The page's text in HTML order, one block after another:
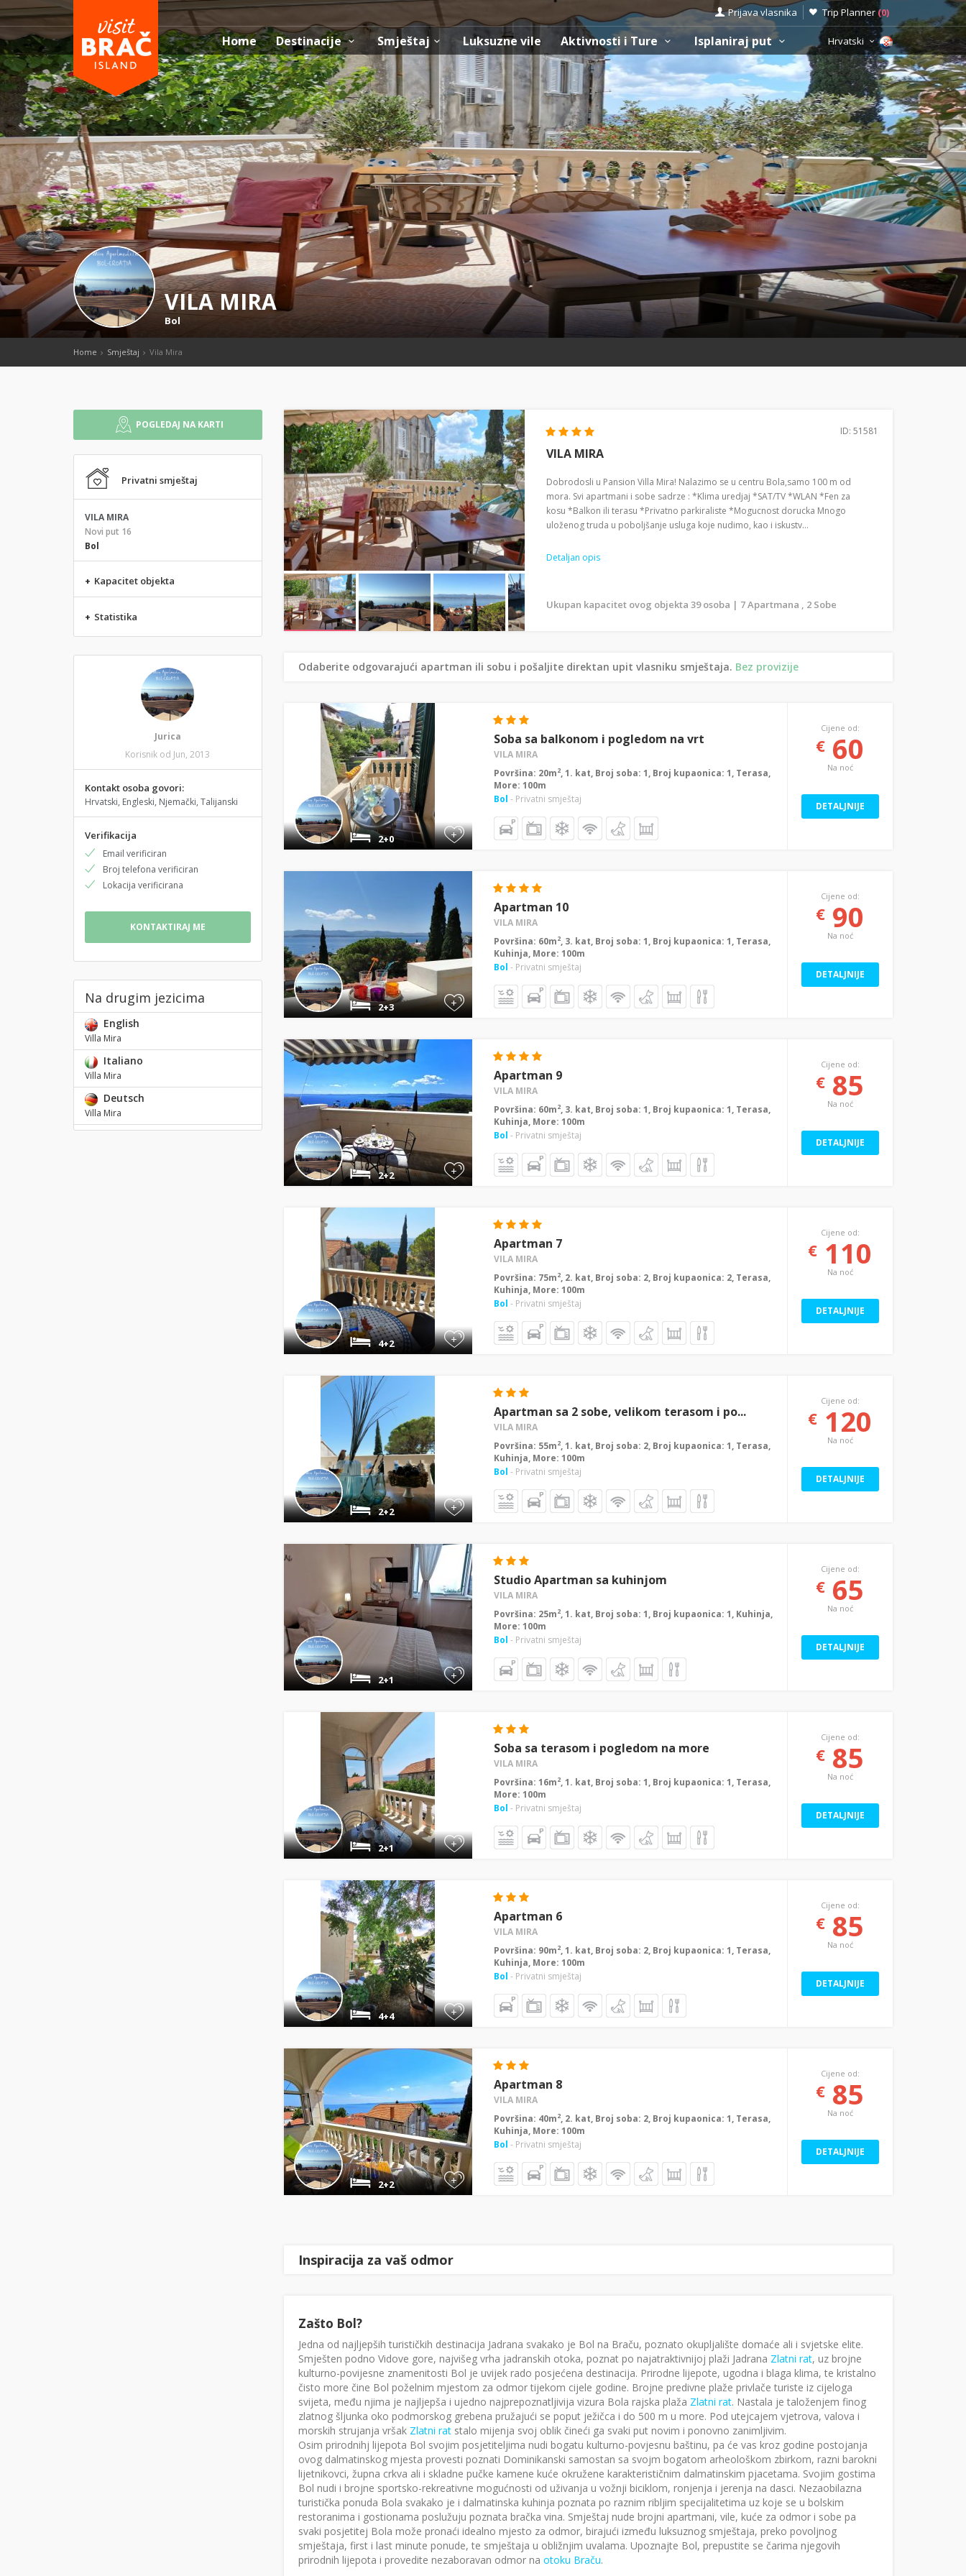
Prijava vlasnika Trip Planner (0)
Home Destinacije Smještaj Luksuzne vile Aktivnosti i Ture Isplaniraj put Hrvatski
VILA MIRA
Bol
Home Smještaj Vila Mira
POGLEDAJ NA KARTI
Privatni smještaj
VILA MIRA
Novi put 16
Bol
+ Kapacitet objekta
+ Statistika
Jurica
Korisnik od Jun, 2013
Kontakt osoba govori:
Hrvatski, Engleski, Njemački, Talijanski
Verifikacija
Email verificiran
Broj telefona verificiran
Lokacija verificirana
KONTAKTIRAJ ME
Na drugim jezicima
English
Villa Mira
Italiano
Villa Mira
Deutsch
Villa Mira
ID: 51581
VILA MIRA
Dobrodosli u Pansion Villa Mira! Nalazimo se u centru Bola,samo 100 m od
mora. Svi apartmani i sobe sadrze : *Klima uredjaj *SAT/TV *WLAN *Fen za
kosu *Balkon ili terasu *Privatno parkiraliste *Mogucnost dorucka Mnogo
uloženog truda u poboljšanje usluga koje nudimo, kao i iskustv...
Detaljan opis
Ukupan kapacitet ovog objekta 39 osoba | 7 Apartmana , 2 Sobe
Odaberite odgovarajući apartman ili sobu i pošaljite direktan upit vlasniku smještaja. Bez provizije
+
2+0
Soba sa balkonom i pogledom na vrt
VILA MIRA
Površina: 20m2, 1. kat, Broj soba: 1, Broj kupaonica: 1, Terasa,
More: 100m
Bol - Privatni smještaj
Cijene od:
€ 60
Na noć
DETALJNIJE
+
2+3
Apartman 10
VILA MIRA
Površina: 60m2, 3. kat, Broj soba: 1, Broj kupaonica: 1, Terasa,
Kuhinja, More: 100m
Bol - Privatni smještaj
Cijene od:
€ 90
Na noć
DETALJNIJE
+
2+2
Apartman 9
VILA MIRA
Površina: 60m2, 3. kat, Broj soba: 1, Broj kupaonica: 1, Terasa,
Kuhinja, More: 100m
Bol - Privatni smještaj
Cijene od:
€ 85
Na noć
DETALJNIJE
+
4+2
Apartman 7
VILA MIRA
Površina: 75m2, 2. kat, Broj soba: 2, Broj kupaonica: 2, Terasa,
Kuhinja, More: 100m
Bol - Privatni smještaj
Cijene od:
€ 110
Na noć
DETALJNIJE
+
2+2
Apartman sa 2 sobe, velikom terasom i po...
VILA MIRA
Površina: 55m2, 1. kat, Broj soba: 2, Broj kupaonica: 1, Terasa,
Kuhinja, More: 100m
Bol - Privatni smještaj
Cijene od:
€ 120
Na noć
DETALJNIJE
+
2+1
Studio Apartman sa kuhinjom
VILA MIRA
Površina: 25m2, 1. kat, Broj soba: 1, Broj kupaonica: 1, Kuhinja,
More: 100m
Bol - Privatni smještaj
Cijene od:
€ 65
Na noć
DETALJNIJE
+
2+1
Soba sa terasom i pogledom na more
VILA MIRA
Površina: 16m2, 1. kat, Broj soba: 1, Broj kupaonica: 1, Terasa,
More: 100m
Bol - Privatni smještaj
Cijene od:
€ 85
Na noć
DETALJNIJE
+
4+4
Apartman 6
VILA MIRA
Površina: 90m2, 1. kat, Broj soba: 2, Broj kupaonica: 1, Terasa,
Kuhinja, More: 100m
Bol - Privatni smještaj
Cijene od:
€ 85
Na noć
DETALJNIJE
+
2+2
Apartman 8
VILA MIRA
Površina: 40m2, 2. kat, Broj soba: 2, Broj kupaonica: 1, Terasa,
Kuhinja, More: 100m
Bol - Privatni smještaj
Cijene od:
€ 85
Na noć
DETALJNIJE
Inspiracija za vaš odmor
Zašto Bol?
Jedna od najljepših turističkih destinacija Jadrana svakako je Bol na Braču, poznato okupljalište domaće ali i svjetske elite.
Smješten podno Vidove gore, najvišeg vrha jadranskih otoka, poznat po najatraktivnijoj plaži Jadrana Zlatni rat, uz brojne
kulturno-povijesne znamenitosti Bol je uvijek rado posjećena destinacija. Prirodne lijepote, ugodna i blaga klima, te kristalno
čisto more čine Bol poželnim mjestom za odmor tijekom cijele godine. Brojne predivne plaže privlače turiste iz cijeloga
svijeta, među njima je najljepša i ujedno najprepoznatljivija vizura Bola rajska plaža Zlatni rat. Nastala je taloženjem finog
zlatnog šljunka oko podmorskog grebena pružajući se poput ježičca i do 500 m u more. Pod utejcajem vjetrova, valova i
morskih strujanja vršak Zlatni ratstalo mijenja svoj oblik čineći ga svaki put novim i ponovno zanimljivim.
Osim prirodnihj lijepota Bol svojim posjetiteljima nudi bogatu kulturno-povjesnu baštinu, pa će vas kroz godine postojanja
ovog dalmatinskog mjesta provesti poznati Dominikanski samostan sa svojm bogatom arheološkom zbirkom, razni barokni
lijetnikovci, župna crkva ali i skladne pučke kamene kuće okružene karakterističnim dalmatinskim pjacetama. Svojim gostima
Bol nudi i brojne sportsko-rekreativne mogućnosti od uživanja u vožnji biciklom, ronjenja i jerenja na dasci. Nezaobilazna
turistička ponuda Bola svakako je i dalmatinska kuhinja poznata po raznim ribljim specijalitetima uz koje se u bolskim
restoranima i gostionama poslužuju poznata bračka vina. Smještaj nude brojni apartmani, vile, kuće za odmor i sobe pa
svaki posjetitej Bola može pronaći idealno mjesto za odmor, birajući između luksuznog smještaja, preko povoljnog
smještaja, first i last minute ponude, te smještaja u obližnjim uvalama. Upoznajte Bol, prepustite se čarima njegovih
prirodnih lijepota i provedite nezaboravan odmor na otoku Braču.